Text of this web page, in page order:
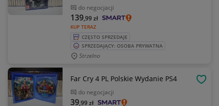
do negocjacji
KUP TERAZ
139,99zł
CZĘSTO SPRZEDAJE
SPRZEDAJĄCY: OSOBA PRYWATNA
Strzelno
Far Cry 4 PL Polskie Wydanie PS4
do negocjacji
39,99zł